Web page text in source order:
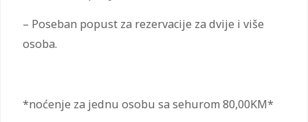
– Poseban popust za rezervacije za dvije i više
osoba.
*noćenje za jednu osobu sa sehurom 80,00KM*